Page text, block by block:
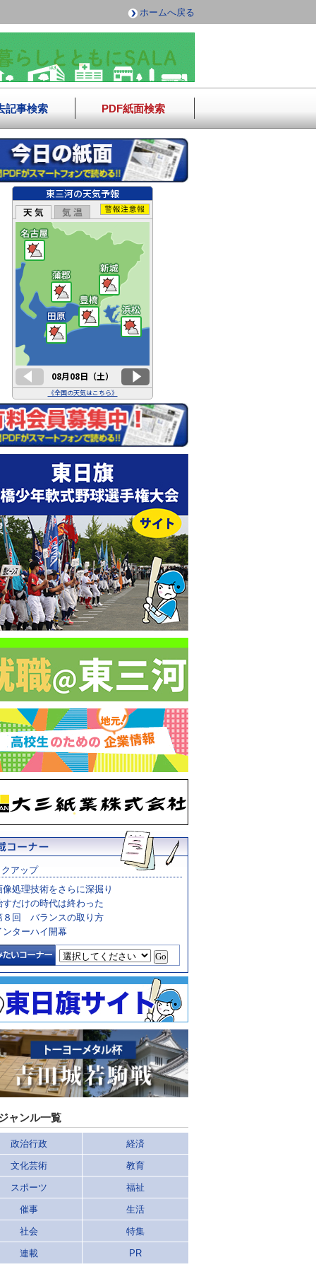
ホームへ戻る
記事検索 PDF紙面検索
アップ
像処理技術をさらに深掘り
すだけの時代は終わった
８回 バランスの取り方
ンターハイ開幕
ャンル一覧
政治行政 経済
文化芸術 教育
スポーツ 福祉
催事 生活
社会 特集
連載 PR